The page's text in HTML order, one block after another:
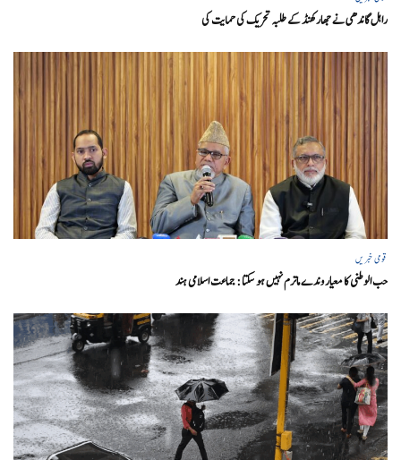
راہل گاندھی نے جھارکھنڈ کے طلبہ تحریک کی حمایت کی
قومی خبریں
حب الوطنی کا معیار وندے ماترم نہیں ہو سکتا : جماعت اسلامی ہند